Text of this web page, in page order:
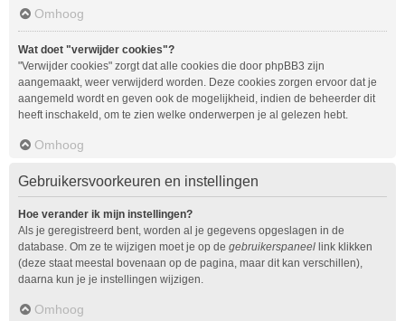
Omhoog
Wat doet "verwijder cookies"?
"Verwijder cookies" zorgt dat alle cookies die door phpBB3 zijn
aangemaakt, weer verwijderd worden. Deze cookies zorgen ervoor dat je
aangemeld wordt en geven ook de mogelijkheid, indien de beheerder dit
heeft inschakeld, om te zien welke onderwerpen je al gelezen hebt.
Omhoog
Gebruikersvoorkeuren en instellingen
Hoe verander ik mijn instellingen?
Als je geregistreerd bent, worden al je gegevens opgeslagen in de
database. Om ze te wijzigen moet je op de gebruikerspaneel link klikken
(deze staat meestal bovenaan op de pagina, maar dit kan verschillen),
daarna kun je je instellingen wijzigen.
Omhoog